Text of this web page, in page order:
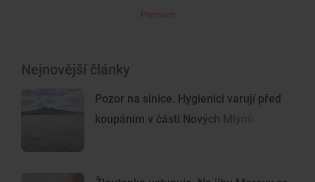
Premium
Nejnovější články
Pozor na sinice. Hygienici varují před
koupáním v části Nových Mlýnů